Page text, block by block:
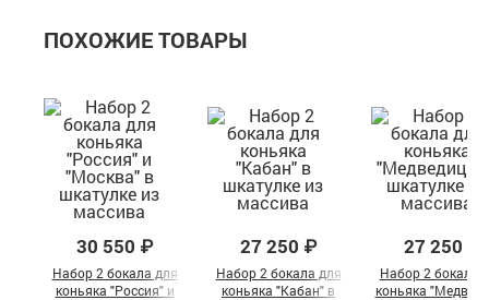
подарочной коробке
ПОХОЖИЕ ТОВАРЫ
30 550 ₽
Набор 2 бокала для
коньяка "Россия" и
27 250 ₽
Набор 2 бокала для
коньяка "Кабан" в
27 250 ₽
Набор 2 бокала
коньяка